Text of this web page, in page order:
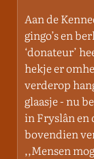
Aan de
gingo’s en
‘donateur’
hekje er
verderop
glaasje - nu
in Fryslân en
bovendien
,,Mensen